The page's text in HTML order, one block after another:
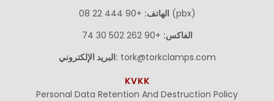
الهاتف: +90 444 22 08 (pbx)
الفاكس: +90 262 502 30 74
البريد الإلكتروني: tork@torkclamps.com
KVKK
Personal Data Retention And Destruction Policy